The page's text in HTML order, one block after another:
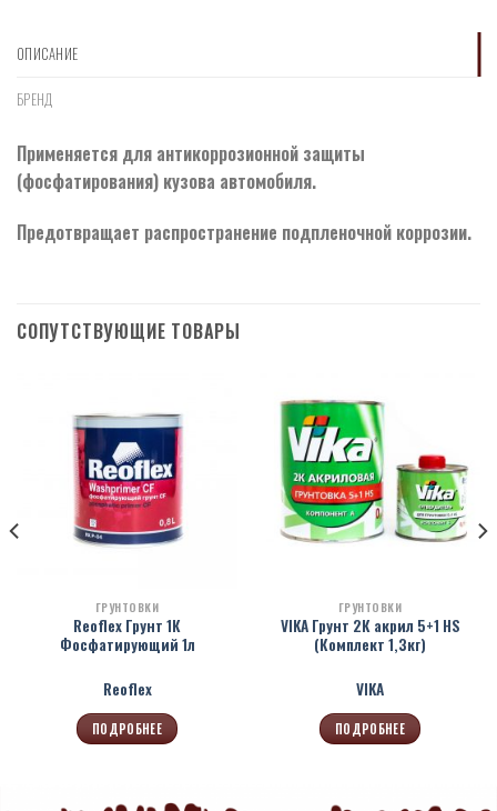
ОПИСАНИЕ
БРЕНД
Применяется для антикоррозионной защиты
(фосфатирования) кузова автомобиля.
Предотвращает распространение подпленочной коррозии.
СОПУТСТВУЮЩИЕ ТОВАРЫ
ГРУНТОВКИ
Reoflex Грунт 1К
Фосфатирующий 1л
Reoflex
ПОДРОБНЕЕ
ГРУНТОВКИ
VIKA Грунт 2К акрил 5+1 HS
(Комплект 1,3кг)
VIKA
ПОДРОБНЕЕ